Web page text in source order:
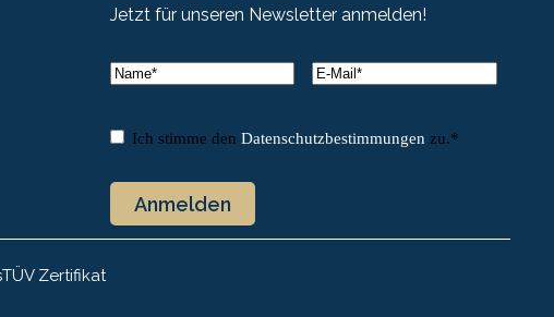
Jetzt für unseren Newsletter anmelden!
Name*
E-
Mail*
Einwilligung*
Ich stimme den Datenschutzbestimmungen zu.*
TÜV Zertifikat